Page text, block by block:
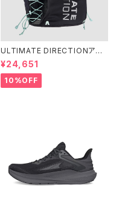
ULTIMATE DIRECTIONアル
ディメット ディレクション/ XOD
US VESTA（エクソドス ベスタ）
ウィメンズ / ONYX
¥24,651
10%OFF